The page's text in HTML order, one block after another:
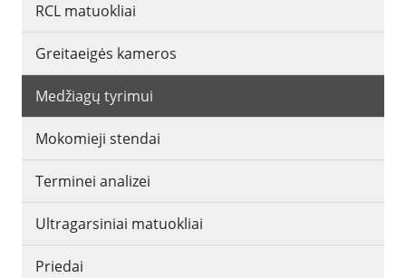
RCL matuokliai
Greitaeigės kameros
Medžiagų tyrimui
Mokomieji stendai
Terminei analizei
Ultragarsiniai matuokliai
Priedai